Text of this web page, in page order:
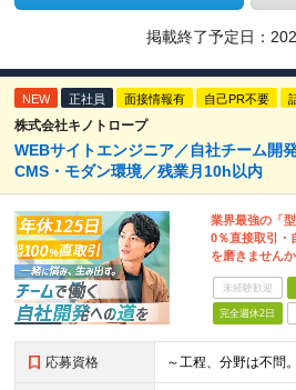
掲載終了予定日：
NEW 正社員 面接情報有 自己PR不要
株式会社キノトロープ
WEBサイトエンジニア／自社チーム開
CMS・モダン環境／残業月10h以内
業界最強の「
0％直接取引・
を磨きません
未経験歓迎
完全週休2日
応募資格